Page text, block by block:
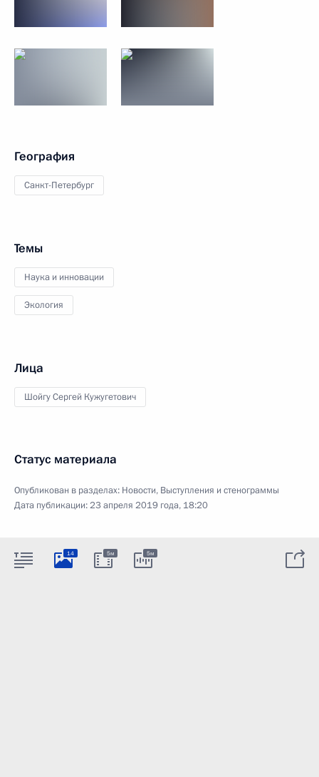
География
Санкт-Петербург
Темы
Наука и инновации
Экология
Лица
Шойгу Сергей Кужугетович
Статус материала
Опубликован в разделах: Новости, Выступления и стенограммы
Дата публикации:23 апреля 2019 года, 18:20
14 5м 5м